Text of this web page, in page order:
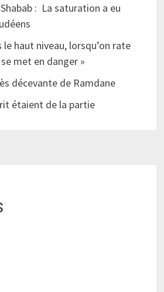
: La saturation a eu
le haut niveau, lorsqu’on rate
met en danger »
décevante de Ramdane
étaient de la partie